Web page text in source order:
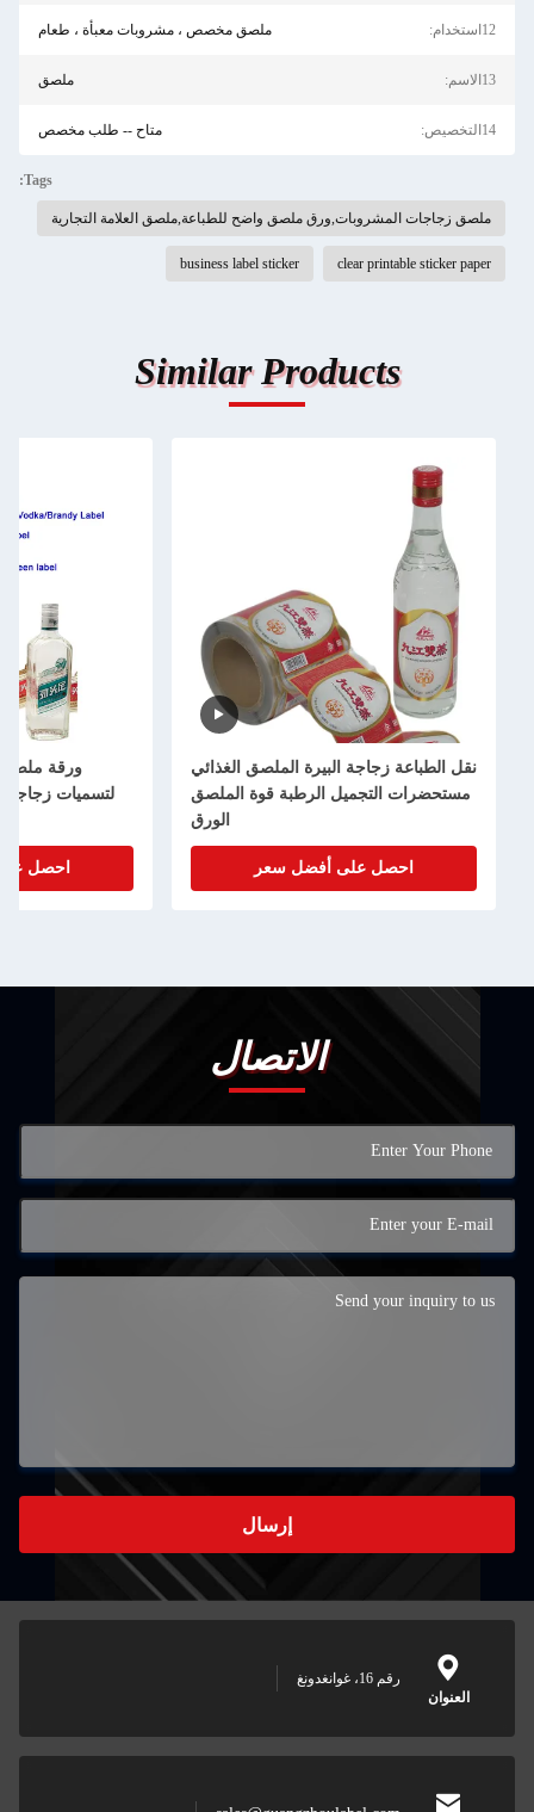
12استخدام: ملصق مخصص ، مشروبات معبأة ، طعام
13الاسم: ملصق
14التخصيص: متاح -- طلب مخصص
Tags:
ملصق زجاجات المشروبات,ورق ملصق واضح للطباعة,ملصق العلامة التجارية
clear printable sticker paper
business label sticker
Similar Products
نقل الطباعة زجاجة البيرة الملصق الغذائي
مستحضرات التجميل الرطبة قوة الملصق
الورق
احصل على أفضل سعر
ورقة
لتسميات زجاجات
احصل
الاتصال
إرسال
العنوان
رقم 16، غوانغدونغ